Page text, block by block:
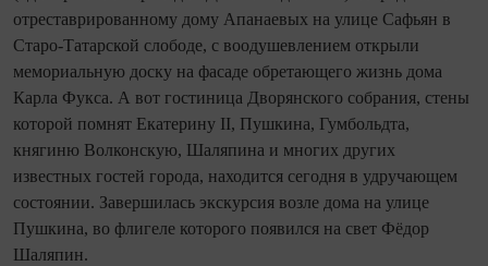
отреставрированному дому Апанаевых на улице Сафьян в
Старо‑Та­тарской слободе, с воодушевлением открыли
мемориальную доску на фасаде обретающего жизнь дома
Карла Фукса. А вот гостиница Дворянского собрания, стены
которой помнят Екатерину II, Пушкина, Гумбольдта,
княгиню Волконскую, Шаляпина и многих других
известных гостей города, находится сегодня в удручающем
состоянии. Завершилась экскурсия возле дома на улице
Пушкина, во флигеле которого появился на свет Фёдор
Шаляпин.